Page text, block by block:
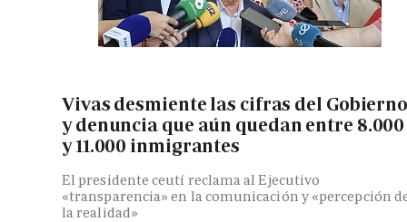
Vivas desmiente las cifras del
y denuncia que aún quedan entre 8.000
y 11.000 inmigrantes
El presidente ceutí reclama al Ejecutivo
«transparencia» en la comunicación y «percepción
la realidad»